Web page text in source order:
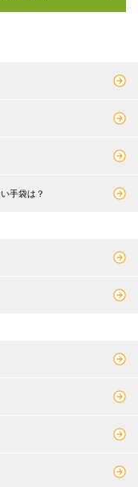
手袋は？